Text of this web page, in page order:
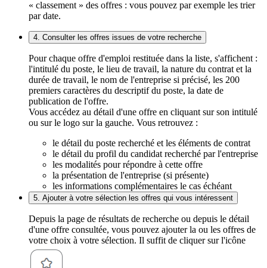
« classement » des offres : vous pouvez par exemple les trier
par date.
4. Consulter les offres issues de votre recherche
Pour chaque offre d'emploi restituée dans la liste, s'affichent :
l'intitulé du poste, le lieu de travail, la nature du contrat et la
durée de travail, le nom de l'entreprise si précisé, les 200
premiers caractères du descriptif du poste, la date de
publication de l'offre.
Vous accédez au détail d'une offre en cliquant sur son intitulé
ou sur le logo sur la gauche. Vous retrouvez :
le détail du poste recherché et les éléments de contrat
le détail du profil du candidat recherché par l'entreprise
les modalités pour répondre à cette offre
la présentation de l'entreprise (si présente)
les informations complémentaires le cas échéant
5. Ajouter à votre sélection les offres qui vous intéressent
Depuis la page de résultats de recherche ou depuis le détail
d'une offre consultée, vous pouvez ajouter la ou les offres de
votre choix à votre sélection. Il suffit de cliquer sur l'icône